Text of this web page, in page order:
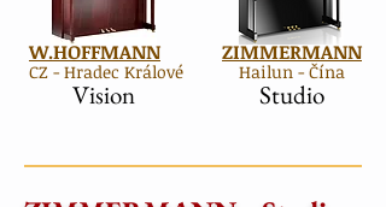
Vision
W.HOFFMANN
CZ - Hradec Králové
ZIMMERMANN
Hailun - Čína
Studio